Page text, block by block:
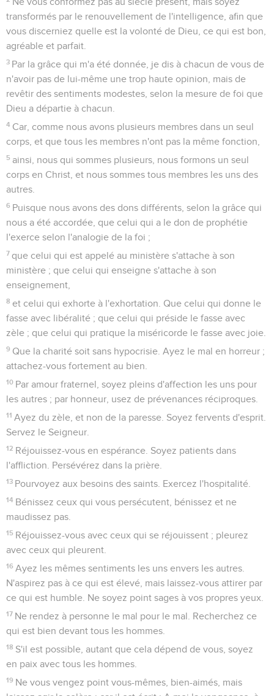
Que celui qui mange ne méprise point celui qui ne mange
pas, et que celui qui ne mange pas ne juge point celui qui
mange, car Dieu l'a accueilli.
Qui es-tu, toi qui juges un serviteur d'autrui ? S'il se tient
debout, ou s'il tombe, cela regarde son maître. Mais il se
tiendra debout, car le Seigneur a le pouvoir de l'affermir.
5 Tel fait une distinction entre les jours ; tel autre les estime
tous égaux. Que chacun ait en son esprit une pleine
Celui qui distingue entre les jours agit ainsi pour le
Seigneur. Celui qui mange, c'est pour le Seigneur qu'il
Dieu.
En effet, nul de nous ne vit pour lui-même, et nul ne meurt
Car si nous vivons, nous vivons pour le Seigneur ; et si
Seigneur.
Car Christ est mort et il a vécu, afin de dominer sur les
Mais toi, pourquoi juges-tu ton frère ? ou toi, pourquoi
devant le tribunal de Dieu.
fléchira devant moi, Et toute langue donnera gloire à Dieu.
même.
Ne pas faire tomber son frère
Ne nous jugeons donc plus les uns les autres ; mais
pensez plutôt à ne rien faire qui soit pour votre frère une
pierre d'achoppement ou une occasion de chute.
14 Je sais et je suis persuadé par le Seigneur Jésus que rien
n'est impur en soi, et qu'une chose n'est impure que pour
celui qui la croit impure.
15 Mais si, pour un aliment, ton frère est attristé, tu ne
marches plus selon l'amour : ne cause pas, par ton aliment, la
perte de celui pour lequel Christ est mort.
16 Que votre privilège ne soit pas un sujet de calomnie.
17 Car le royaume de Dieu, ce n'est pas le manger et le boire,
mais la justice, la paix et la joie, par le Saint Esprit.